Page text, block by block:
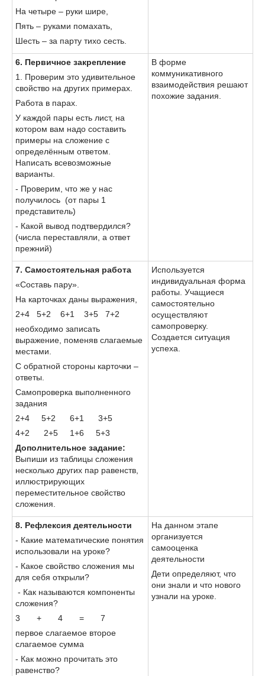
На четыре – руки шире,
Пять – руками помахать,
Шесть – за парту тихо сесть.
6. Первичное закрепление
1. Проверим это удивительное
свойство на других примерах.
Работа в парах.
У каждой пары есть лист, на
котором вам надо составить
примеры на сложение с
определённым ответом.
Написать всевозможные
варианты.
- Проверим, что же у нас
получилось (от пары 1
представитель)
- Какой вывод подтвердился?
(числа переставляли, а ответ
прежний)
В форме
коммуникативного
взаимодействия решают
похожие задания.
7. Самостоятельная работа
«Составь пару».
На карточках даны выражения,
2+4 5+2 6+1 3+5 7+2
необходимо записать
выражение, поменяв слагаемые
местами.
С обратной стороны карточки –
ответы.
Самопроверка выполненного
задания
2+4 5+2 6+1 3+5
4+2 2+5 1+6 5+3
Дополнительное задание:
Выпиши из таблицы сложения
несколько других пар равенств,
иллюстрирующих
переместительное свойство
сложения.
Используется
индивидуальная форма
работы. Учащиеся
самостоятельно
осуществляют
самопроверку.
Создается ситуация
успеха.
8. Рефлексия деятельности
- Какие математические понятия
использовали на уроке?
- Какое свойство сложения мы
для себя открыли?
- Как называются компоненты
сложения?
3 + 4 = 7
первое слагаемое второе
слагаемое сумма
- Как можно прочитать это
равенство?
На данном этапе
организуется
самооценка
деятельности
Дети определяют, что
они знали и что нового
узнали на уроке.